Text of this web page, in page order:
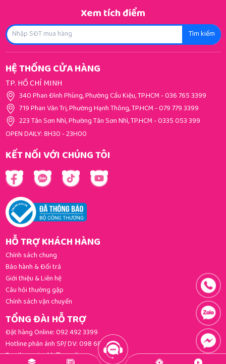
Xem tích điểm
Tìm kiếm
HỆ THỐNG CỬA HÀNG
TP. HỒ CHÍ MINH
340 Phan Đình Phùng, Phường Cầu Kiệu, TP.HCM-036 765 3399
719 Phan Văn Trị, Phường Hạnh Thông, TP.HCM-079 779 3399
223 Tân Sơn Nhì, Phường Tân Sơn Nhì, TP.HCM-0335 053 399
OPEN DAILY: 8H30 - 23H00
KẾT NỐI VỚI CHÚNG TÔI
HỖ TRỢ KHÁCH HÀNG
Chính sách chung
Bảo hành & Đổi trả
Giới thiệu & Liên hệ
Câu hỏi thường gặp
Chính sách vận chuyển
TỔNG ĐÀI HỖ TRỢ
Đặt hàng Online:092 492 3399
Hotline phản ánh SP/ DV:098 681 3392
Email:gomi.cskh@gmail.com